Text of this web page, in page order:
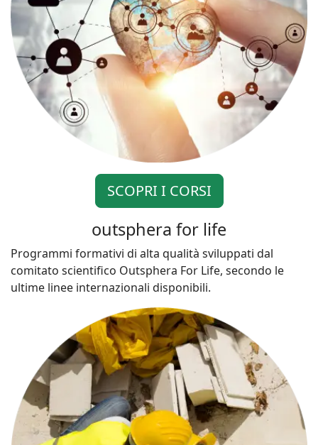
SCOPRI I CORSI
outsphera for life
Programmi formativi di alta qualità sviluppati dal
comitato scientifico Outsphera For Life, secondo le
ultime linee internazionali disponibili.